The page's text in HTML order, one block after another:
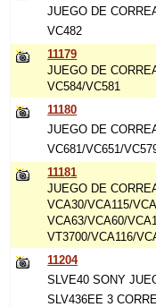
JUEGO DE
VC482
11179
JUEGO DE
VC584/VC581
11180
JUEGO DE
VC681/VC651/
11181
JUEGO DE
VCA30/VCA115/
VCA63/VCA60/
VT3700/VCA116/
11204
SLVE40 SONY
SLV436EE 3